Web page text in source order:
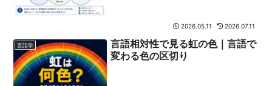
2026.05.11 2026.07.11
言語学
言語相対性で見る虹の色｜言語で
変わる色の区切り